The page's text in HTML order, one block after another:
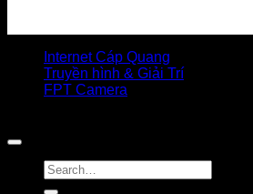
Internet Cáp Quang
Truyền hình & Giải Trí
FPT Camera